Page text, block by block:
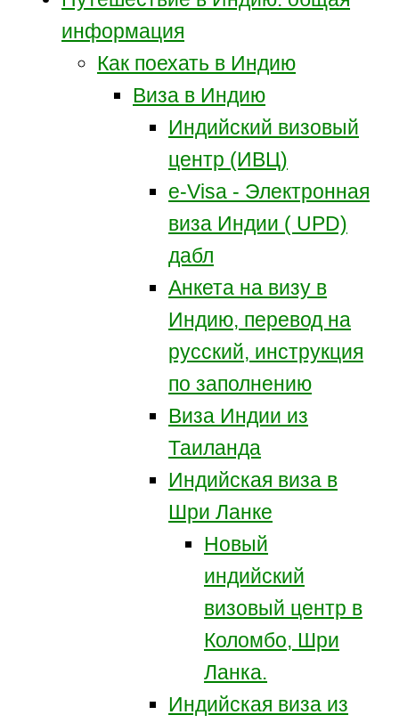
информация
Как поехать в Индию
Виза в Индию
Индийский визовый
центр (ИВЦ)
e-Visa - Электронная
виза Индии ( UPD)
дабл
Анкета на визу в
Индию, перевод на
русский, инструкция
по заполнению
Виза Индии из
Таиланда
Индийская виза в
Шри Ланке
Новый
индийский
визовый центр в
Коломбо, Шри
Ланка.
Индийская виза из